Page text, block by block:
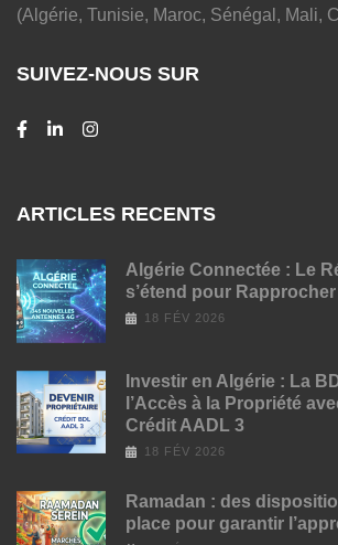
(Algérie, Tunisie, Maroc, Sénégal, Mali,
SUIVEZ-NOUS SUR
ARTICLES RECENTS
Algérie Connectée : Le
s’étend pour
18 FÉV 2026
Investir en Algérie : La
l’Accès à la Propriété
Crédit AADL 3
18 FÉV 2026
Ramadan : des
place pour garantir